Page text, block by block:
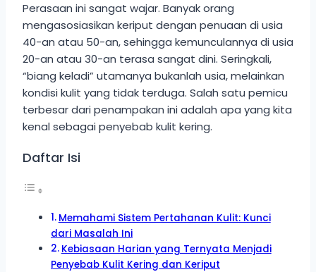
Perasaan ini sangat wajar. Banyak orang
mengasosiasikan keriput dengan penuaan di usia
40-an atau 50-an, sehingga kemunculannya di usia
20-an atau 30-an terasa sangat dini. Seringkali,
“biang keladi” utamanya bukanlah usia, melainkan
kondisi kulit yang tidak terduga. Salah satu pemicu
terbesar dari penampakan ini adalah apa yang kita
kenal sebagai penyebab kulit kering.
Daftar Isi
Memahami Sistem Pertahanan Kulit: Kunci
dari Masalah Ini
Kebiasaan Harian yang Ternyata Menjadi
Penyebab Kulit Kering dan Keriput